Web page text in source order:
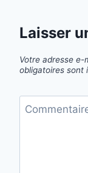
Laisser
Votre adresse e-
obligatoires sont